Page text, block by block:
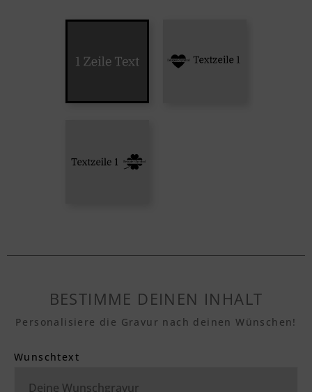
BESTIMME DEINEN INHALT
Personalisiere die Gravur nach deinen Wünschen!
Wunschtext